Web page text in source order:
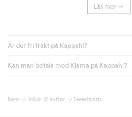
Läs mer
Är det fri frakt på Kappahl?
Är du medlem i Kappahl Club har du
automatik efter du loggat in och
Kan man betala med Klarna på Kappahl?
bland annat faktura och swish men
Barn Tröjor & koftor Sweatshirts